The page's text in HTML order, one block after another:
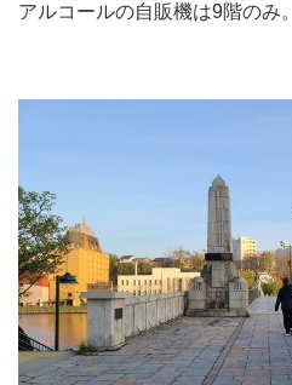
アルコールの自販機は9階のみ。